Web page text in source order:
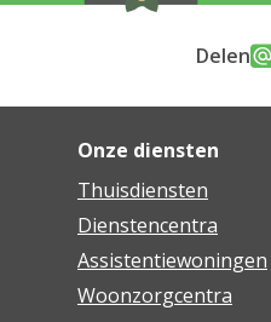
Delen
Onze diensten
Thuisdiensten
Dienstencentra
Assistentiewoningen
Woonzorgcentra